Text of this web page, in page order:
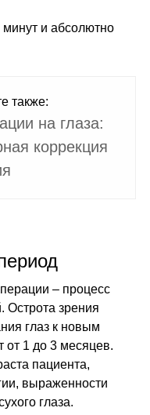
и абсолютно
также:
на глаза:
коррекция
– процесс
Острота зрения
глаз к новым
от 1 до 3 месяцев.
пациента,
выраженности
глаза.